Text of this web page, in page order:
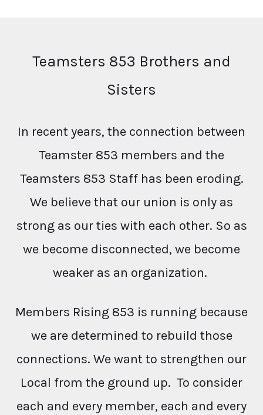
Teamsters 853 Brothers and
Sisters
In recent years, the connection between
Teamster 853 members and the
Teamsters 853 Staff has been eroding.
We believe that our union is only as
strong as our ties with each other. So as
we become disconnected, we become
weaker as an organization.
Members Rising 853 is running because
we are determined to rebuild those
connections. We want to strengthen our
Local from the ground up. To consider
each and every member, each and every